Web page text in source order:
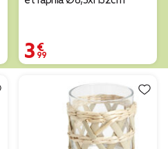
à 1,04 €
3,99 €